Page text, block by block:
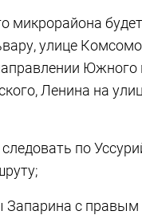
микрорайона
улице
Ленина на
по
Запарина с